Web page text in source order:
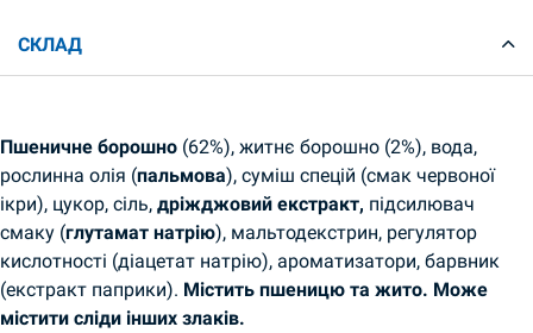
СКЛАД
Пшеничне борошно (62%), житнє борошно (2%), вода,
рослинна олія (пальмова), суміш спецій (смак червоної
ікри), цукор, сіль, дріжджовий екстракт, підсилювач
смаку (глутамат натрію), мальтодекстрин, регулятор
кислотності (діацетат натрію), ароматизатори, барвник
(екстракт паприки). Містить пшеницю та жито. Може
містити сліди інших злаків.